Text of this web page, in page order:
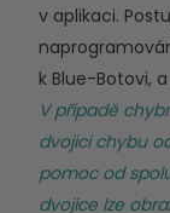
v aplikaci.
k Blue-Botovi,
V případě
dvojici chybu
pomoc od
dvojice lze